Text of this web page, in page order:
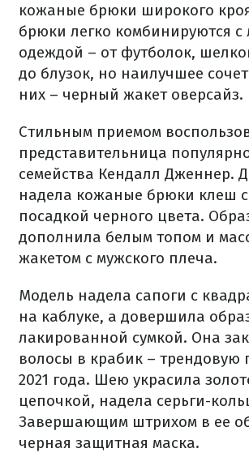
кожаные брюки широкого
брюки легко комбинируются
одеждой – от футболок,
до блузок, но наилучшее
них – черный жакет оверсайз.
Стильным приемом
представительница
семейства Кендалл Дженнер.
надела кожаные брюки клеш
посадкой черного цвета.
дополнила белым топом и
жакетом с мужского плеча.
Модель надела сапоги с
на каблуке, а довершила
лакированной сумкой. Она
волосы в крабик – трендовую
2021 года. Шею украсила
цепочкой, надела серьги-
Завершающим штрихом в ее
черная защитная маска.